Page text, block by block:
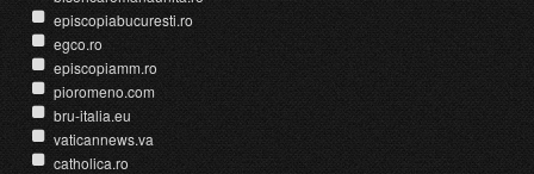
episcopiabucuresti.ro
egco.ro
episcopiamm.ro
pioromeno.com
bru-italia.eu
vaticannews.va
catholica.ro